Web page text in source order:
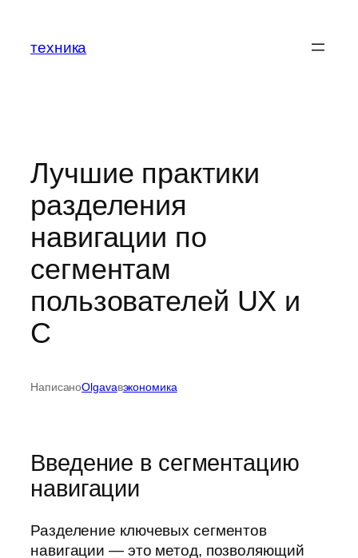
содержимому
техника
Лучшие практики
разделения
навигации по
сегментам
пользователей UX и
C
НаписаноOlgavaвэкономика
Введение в сегментацию
навигации
Разделение ключевых сегментов
навигации — это метод, позволяющий